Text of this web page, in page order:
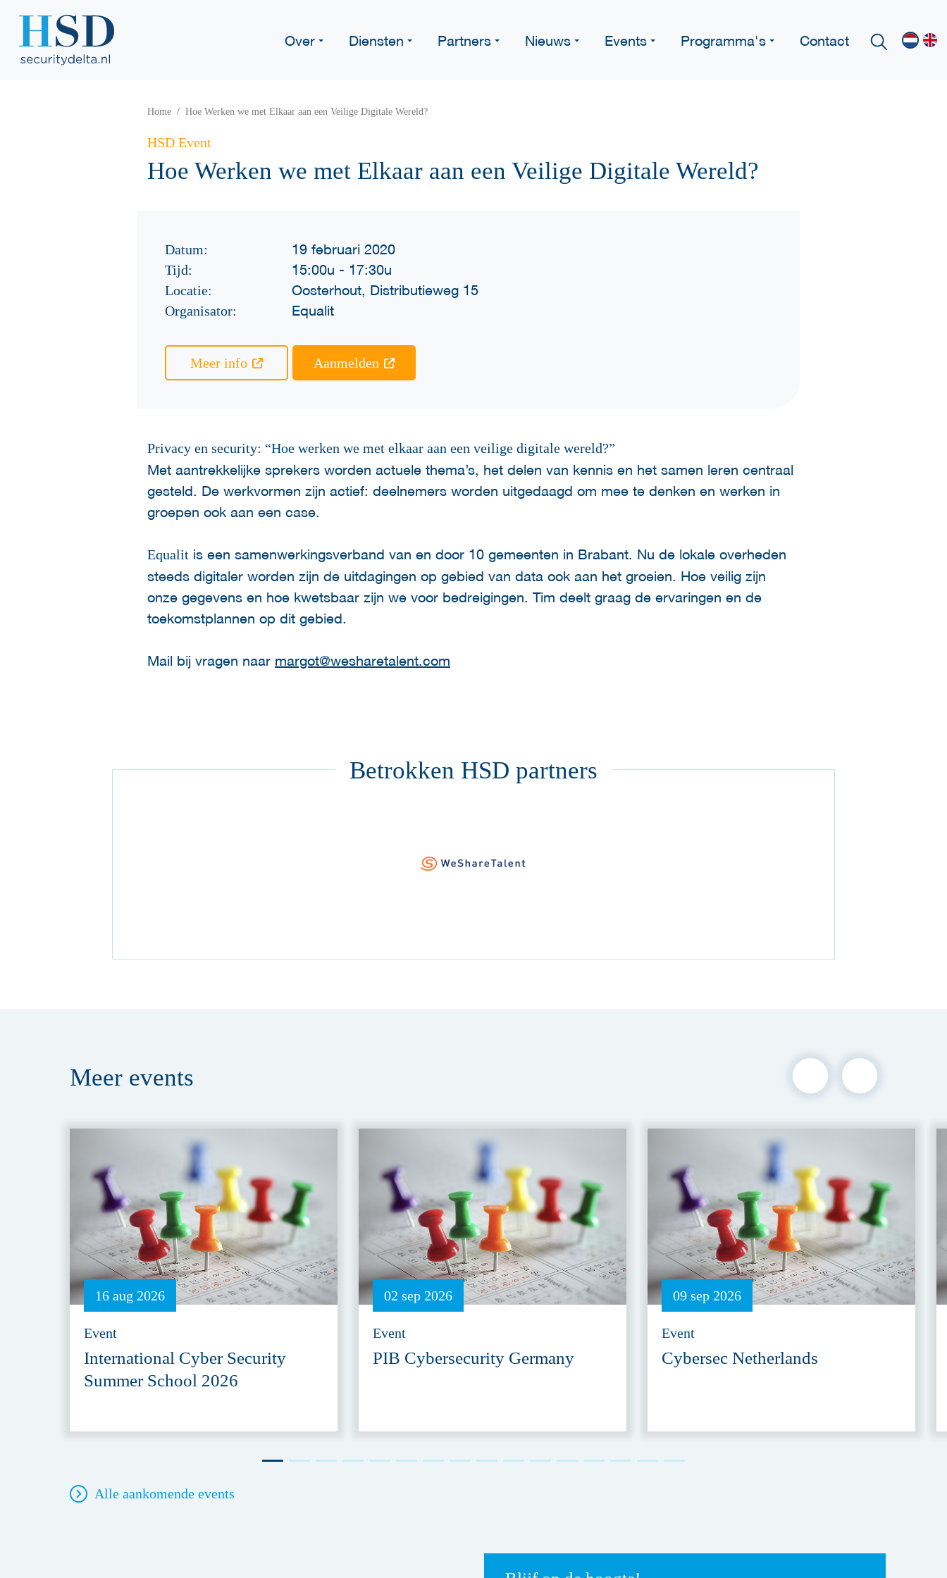
Over Diensten Partners Nieuws Events Programma's Contact
Home Hoe Werken we met Elkaar aan een Veilige Digitale Wereld?
HSD Event
Hoe Werken we met Elkaar aan een Veilige Digitale Wereld?
Datum: 19 februari 2020
Tijd: 15:00u - 17:30u
Locatie: Oosterhout, Distributieweg 15
Organisator: Equalit
Meer info Aanmelden
Privacy en security: “Hoe werken we met elkaar aan een veilige digitale wereld?”
Met aantrekkelijke sprekers worden actuele thema’s, het delen van kennis en het samen leren centraal
gesteld. De werkvormen zijn actief: deelnemers worden uitgedaagd om mee te denken en werken in
groepen ook aan een case.
Equalit is een samenwerkingsverband van en door 10 gemeenten in Brabant. Nu de lokale overheden
steeds digitaler worden zijn de uitdagingen op gebied van data ook aan het groeien. Hoe veilig zijn
onze gegevens en hoe kwetsbaar zijn we voor bedreigingen. Tim deelt graag de ervaringen en de
toekomstplannen op dit gebied.
Mail bij vragen naar margot@wesharetalent.com
Betrokken HSD partners
Meer events
16 aug 2026
Event
International Cyber Security
Summer School 2026
02 sep 2026
Event
PIB Cybersecurity Germany
09 sep 2026
Event
Cybersec Netherlands
Alle aankomende events